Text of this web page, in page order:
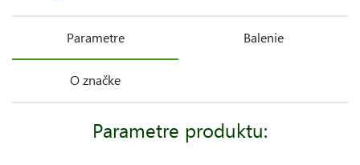
Parametre Balenie
O značke
Parametre produktu: